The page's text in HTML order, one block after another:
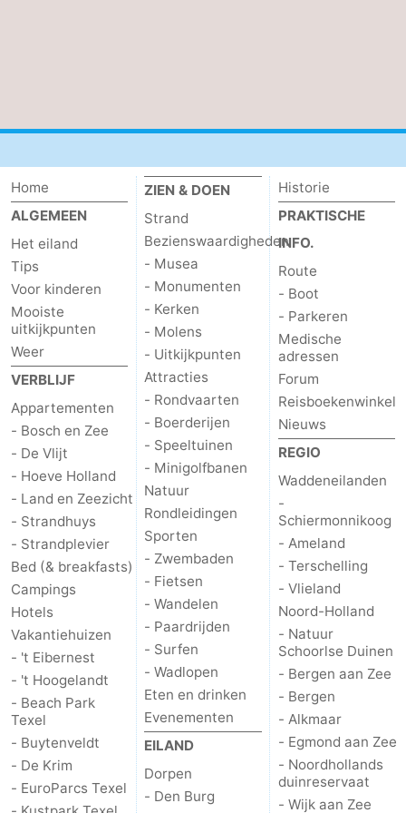
-
Schiermonnikoog
-
Ameland
Terschelling
-
Vlieland
Noord-
Holland
-
Natuur
Schoorlse
Duinen
Bergen
aan
Zee
-
Bergen
-
Alkmaar
-
Egmond
aan
Zee
-
Noordhollands
duinreservaat
-
Wijk
aan
Zee
-
Natuur
Zuid-
Kennermerland
-
Amsterdam
-
Haarlem
-
Home
ALGEMEEN
Het eiland
Tips
Voor kinderen
Mooiste
uitkijkpunten
Weer
VERBLIJF
Appartementen
- Bosch en Zee
- De Vlijt
- Hoeve Holland
- Land en Zeezicht
- Strandhuys
- Strandplevier
Bed (& breakfasts)
Campings
Hotels
Vakantiehuizen
- 't Eibernest
- 't Hoogelandt
- Beach Park
Texel
- Buytenveldt
- De Krim
- EuroParcs Texel
ZIEN & DOEN
Strand
Bezienswaardigheden
- Musea
- Monumenten
- Kerken
- Molens
- Uitkijkpunten
Attracties
- Rondvaarten
- Boerderijen
- Speeltuinen
- Minigolfbanen
Natuur
Rondleidingen
Sporten
- Zwembaden
- Fietsen
- Wandelen
- Paardrijden
- Surfen
- Wadlopen
Eten en drinken
Evenementen
EILAND
Dorpen
- Den Burg
Historie
PRAKTISCHE
INFO.
Route
- Boot
- Parkeren
Medische
adressen
Forum
Reisboekenwinkel
Nieuws
REGIO
Waddeneilanden
-
Schiermonnikoog
- Ameland
- Terschelling
- Vlieland
Noord-Holland
- Natuur
Schoorlse Duinen
- Bergen aan Zee
- Bergen
- Alkmaar
- Egmond aan Zee
- Noordhollands
duinreservaat
- Wijk aan Zee